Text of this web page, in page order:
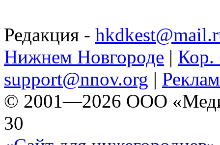
Редакция -
Нижнем Новгороде | Кор.
support@nnov.org |
© 2001—2026 ООО
30